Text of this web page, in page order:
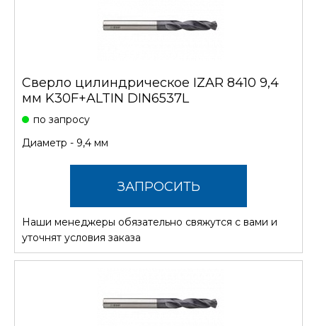
Сверло цилиндрическое IZAR 8410 9,4
мм K30F+ALTIN DIN6537L
по запросу
Диаметр - 9,4 мм
ЗАПРОСИТЬ
СТОИМОСТЬ
Наши менеджеры обязательно свяжутся с вами и
уточнят условия заказа